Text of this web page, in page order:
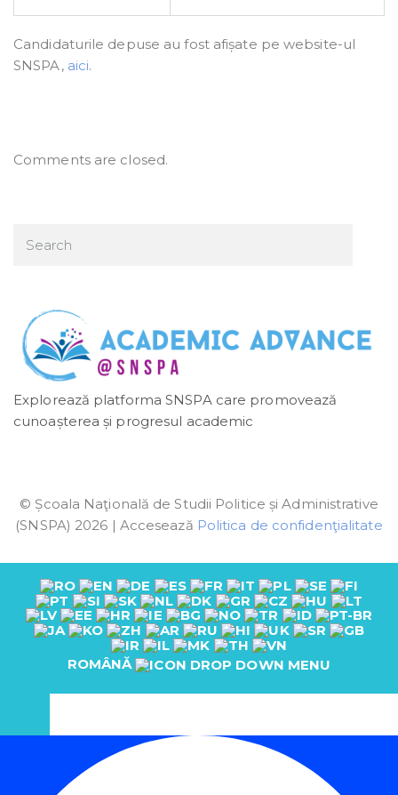
Candidaturile depuse au fost afișate pe website-ul
SNSPA, aici.
Comments are closed.
Explorează platforma SNSPA care promovează
cunoașterea și progresul academic
© Școala Naţională de Studii Politice și Administrative
(SNSPA) 2026 | Accesează Politica de confidenţialitate
ROMÂNĂ